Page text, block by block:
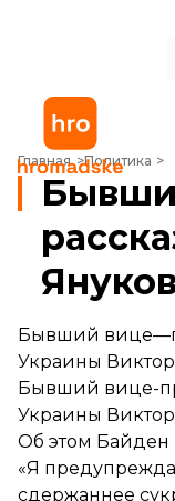
Главная Политика
Бывший вице-
Бывший
Украины
Бывший вице-
Украины
Об этом Байден
«Я
сдержаннее